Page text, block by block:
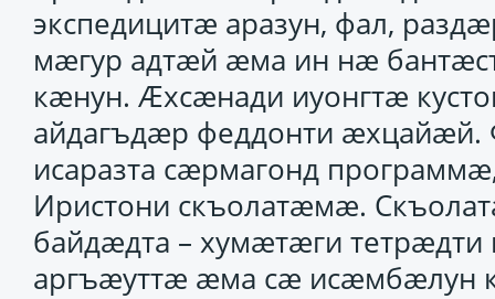
экспедицитӕ аразун, фал,
мӕгур адтӕй ӕма ин нӕ
кӕнун. Ӕхсӕнади иуонгтӕ
айдагъдӕр феддонти
исаразта сӕрмагонд
Иристони скъолатӕмӕ.
байдӕдта – хумӕтӕги
аргъӕуттӕ ӕма сӕ